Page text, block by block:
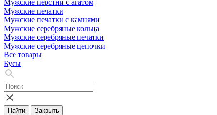
Мужские перстни с агатом
Мужские печатки
Мужские печатки с камнями
Мужские серебряные кольца
Мужские серебряные печатки
Мужские серебряные цепочки
Все товары
Бусы
Найти Закрыть